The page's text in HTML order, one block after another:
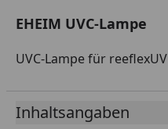
EHEIM UVC-Lampe
UVC-Lampe für reeflexUV
Inhaltsangaben